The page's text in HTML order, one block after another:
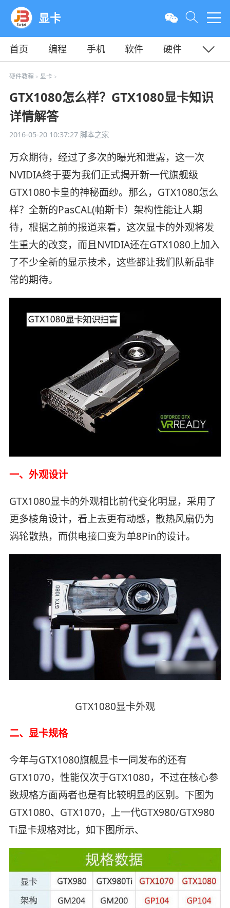
显卡
首页 编程 手机 软件
硬件
教程
平面
硬件教程 > 显卡>
GTX1080怎么样？GTX1080显卡知识
详情解答
2016-05-20 10:37:27脚本之家
万众期待，经过了多次的曝光和泄露，这一次
NVIDIA终于要为我们正式揭开新一代旗舰级
GTX1080卡皇的神秘面纱。那么，GTX1080怎么
样？全新的PasCAL(帕斯卡）架构性能让人期
待，根据之前的报道来看，这次显卡的外观将发
生重大的改变，而且NVIDIA还在GTX1080上加入
了不少全新的显示技术，这些都让我们队新品非
常的期待。
一、外观设计
GTX1080显卡的外观相比前代变化明显，采用了
更多棱角设计，看上去更有动感，散热风扇仍为
涡轮散热，而供电接口变为单8Pin的设计。
GTX1080显卡外观
二、显卡规格
今年与GTX1080旗舰显卡一同发布的还有
GTX1070，性能仅次于GTX1080，不过在核心参
数规格方面两者也是有比较明显的区别。下图为
GTX1080、GTX1070，上一代GTX980/GTX980
Ti显卡规格对比，如下图所示、